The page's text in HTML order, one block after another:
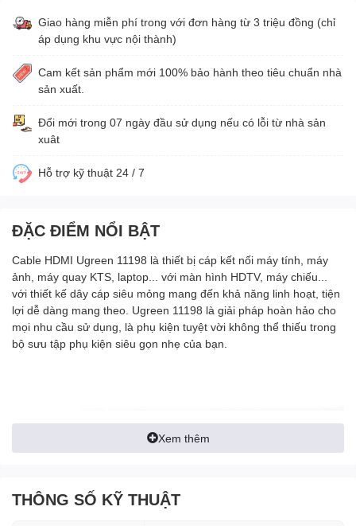
Giao hàng miễn phí trong với đơn hàng từ 3 triệu đồng (chỉ
áp dụng khu vực nội thành)
Cam kết sản phẩm mới 100% bảo hành theo tiêu chuẩn nhà
sản xuất.
Đổi mới trong 07 ngày đầu sử dụng nếu có lỗi từ nhà sản
xuât
Hỗ trợ kỹ thuật 24 / 7
ĐẶC ĐIỂM NỔI BẬT
Cable HDMI Ugreen 11198 là thiết bị cáp kết nối máy tính, máy
ảnh, máy quay KTS, laptop... với màn hình HDTV, máy chiếu...
với thiết kế dây cáp siêu mỏng mang đến khả năng linh hoạt, tiện
lợi dễ dàng mang theo. Ugreen 11198 là giải pháp hoàn hảo cho
mọi nhu cầu sử dụng, là phụ kiện tuyệt vời không thể thiếu trong
bộ sưu tập phụ kiện siêu gọn nhẹ của bạn.
Xem thêm
THÔNG SỐ KỸ THUẬT